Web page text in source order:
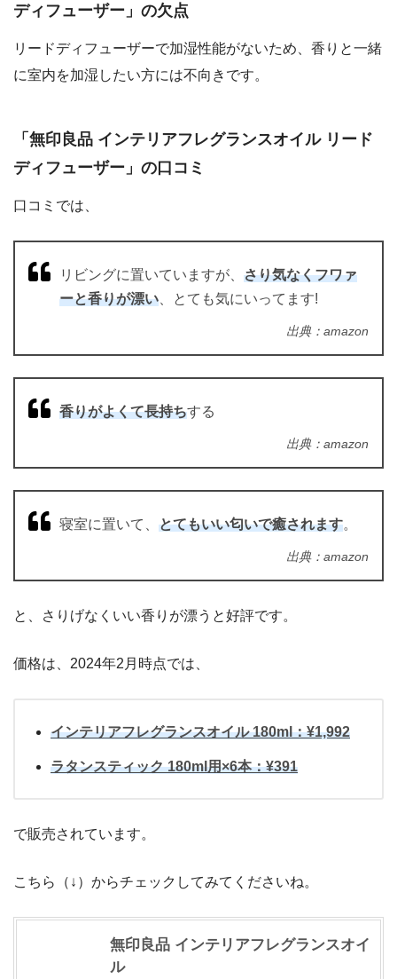
ディフューザー」の欠点
リードディフューザーで加湿性能がないため、香りと一緒
に室内を加湿したい方には不向きです。
「無印良品 インテリアフレグランスオイル リード
ディフューザー」の口コミ
口コミでは、
リビングに置いていますが、 さり気なくフワァ
ーと香りが漂い 、とても気にいってます!
出典：amazon
香りがよくて長持ちする
出典：amazon
寝室に置いて、 とてもいい匂いで癒されます。
出典：amazon
と、さりげなくいい香りが漂うと好評です。
価格は、2024年2月時点では、
インテリアフレグランスオイル 180ml：¥1,992
ラタンスティック 180ml用×6本：¥391
で販売されています。
こちら（↓）からチェックしてみてくださいね。
無印良品 インテリアフレグランスオイ
ル